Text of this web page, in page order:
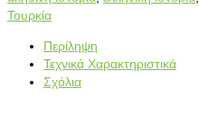
Τουρκία
Περίληψη
Τεχνικά Χαρακτηριστικά
Σχόλια